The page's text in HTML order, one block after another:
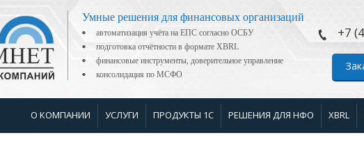
Умные решения для финансовых организаций
автоматизация учёта на ЕПС согласно ОСБУ
подготовка отчётности в формате XBRL
финансовые инструменты, доверительное управление
консолидация по МСФО
+7
О КОМПАНИИ УСЛУГИ ПРОДУКТЫ 1С РЕШЕНИЯ ДЛЯ НФО XBRL